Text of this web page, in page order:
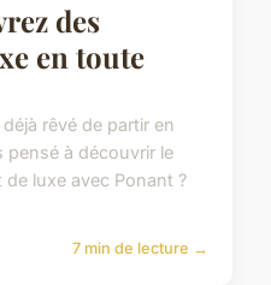
des
en toute
rêvé de partir en
pensé à découvrir le
luxe avec Ponant ?
7 min de lecture →